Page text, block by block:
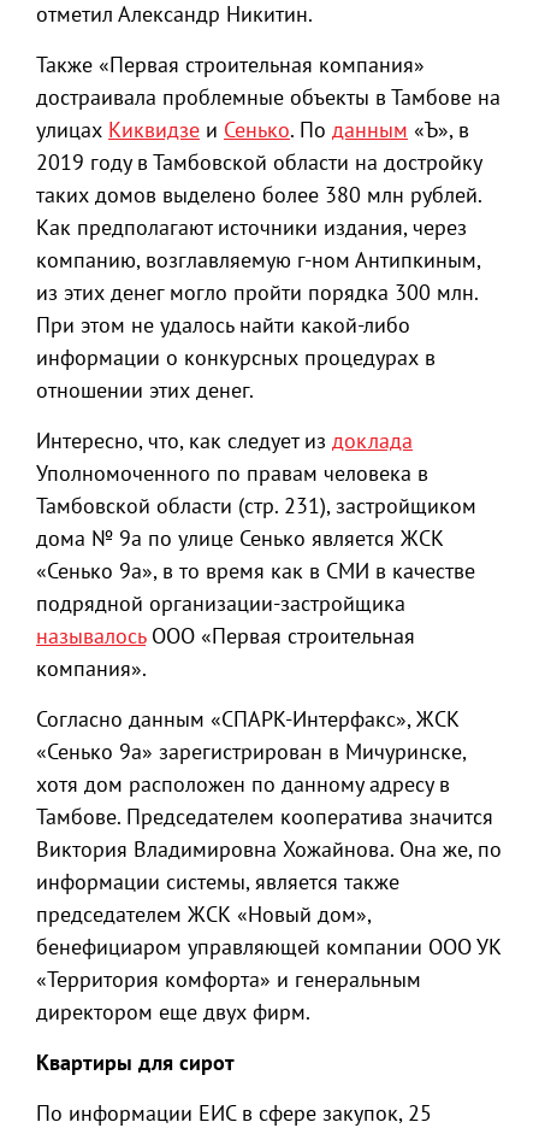
отметил Александр Никитин.
Также «Первая строительная компания»
достраивала проблемные объекты в Тамбове на
улицах Киквидзе и Сенько. По данным «Ъ», в
2019 году в Тамбовской области на достройку
таких домов выделено более 380 млн рублей.
Как предполагают источники издания, через
компанию, возглавляемую г-ном Антипкиным,
из этих денег могло пройти порядка 300 млн.
При этом не удалось найти какой-либо
информации о конкурсных процедурах в
отношении этих денег.
Интересно, что, как следует из доклада
Уполномоченного по правам человека в
Тамбовской области (стр. 231), застройщиком
дома № 9а по улице Сенько является ЖСК
«Сенько 9а», в то время как в СМИ в качестве
подрядной организации-застройщика
называлосьООО «Первая строительная
компания».
Согласно данным «СПАРК-Интерфакс», ЖСК
«Сенько 9а» зарегистрирован в Мичуринске,
хотя дом расположен по данному адресу в
Тамбове. Председателем кооператива значится
Виктория Владимировна Хожайнова. Она же, по
информации системы, является также
председателем ЖСК «Новый дом»,
бенефициаром управляющей компании ООО УК
«Территория комфорта» и генеральным
директором еще двух фирм.
Квартиры для сирот
По информации ЕИС в сфере закупок, 25